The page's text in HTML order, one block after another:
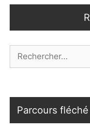
Parcours